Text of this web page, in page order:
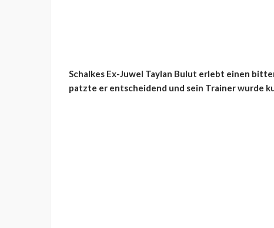
Schalkes Ex-Juwel Taylan Bulut erlebt einen
patzte er entscheidend und sein Trainer wurde